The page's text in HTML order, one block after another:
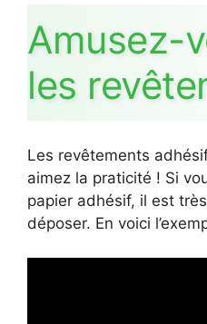
Amusez-
les
Les revêtements
aimez la praticité ! Si
papier adhésif, il est
déposer. En voici